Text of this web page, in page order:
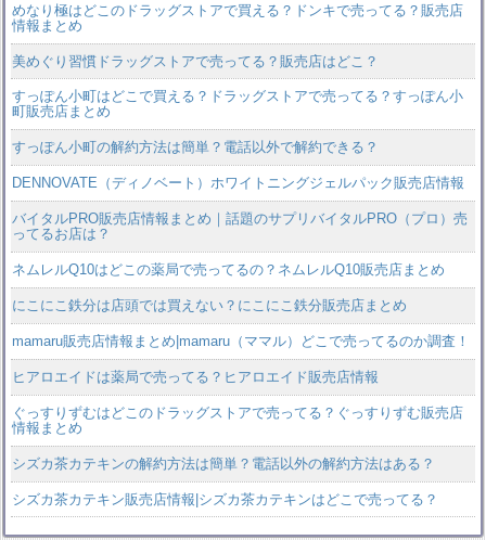
めなり極はどこのドラッグストアで買える？ドンキで売ってる？販売店
情報まとめ
美めぐり習慣ドラッグストアで売ってる？販売店はどこ？
すっぽん小町はどこで買える？ドラッグストアで売ってる？すっぽん小
町販売店まとめ
すっぽん小町の解約方法は簡単？電話以外で解約できる？
DENNOVATE（ディノベート）ホワイトニングジェルパック販売店情報
バイタルPRO販売店情報まとめ｜話題のサプリバイタルPRO（プロ）売
ってるお店は？
ネムレルQ10はどこの薬局で売ってるの？ネムレルQ10販売店まとめ
にこにこ鉄分は店頭では買えない？にこにこ鉄分販売店まとめ
mamaru販売店情報まとめ|mamaru（ママル）どこで売ってるのか調査！
ヒアロエイドは薬局で売ってる？ヒアロエイド販売店情報
ぐっすりずむはどこのドラッグストアで売ってる？ぐっすりずむ販売店
情報まとめ
シズカ茶カテキンの解約方法は簡単？電話以外の解約方法はある？
シズカ茶カテキン販売店情報|シズカ茶カテキンはどこで売ってる？